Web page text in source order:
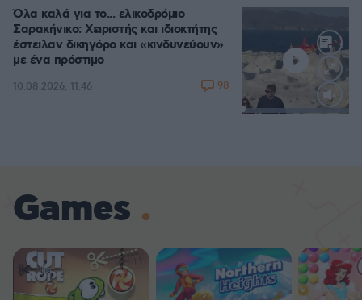
Loaded
Όλα καλά για το... ελικοδρόμιο
Σαρακήνικο: Χειριστής και ιδιοκτήτης
έστειλαν δικηγόρο και «κινδυνεύουν»
με ένα πρόστιμο
10.08.2026, 11:46 98
Games